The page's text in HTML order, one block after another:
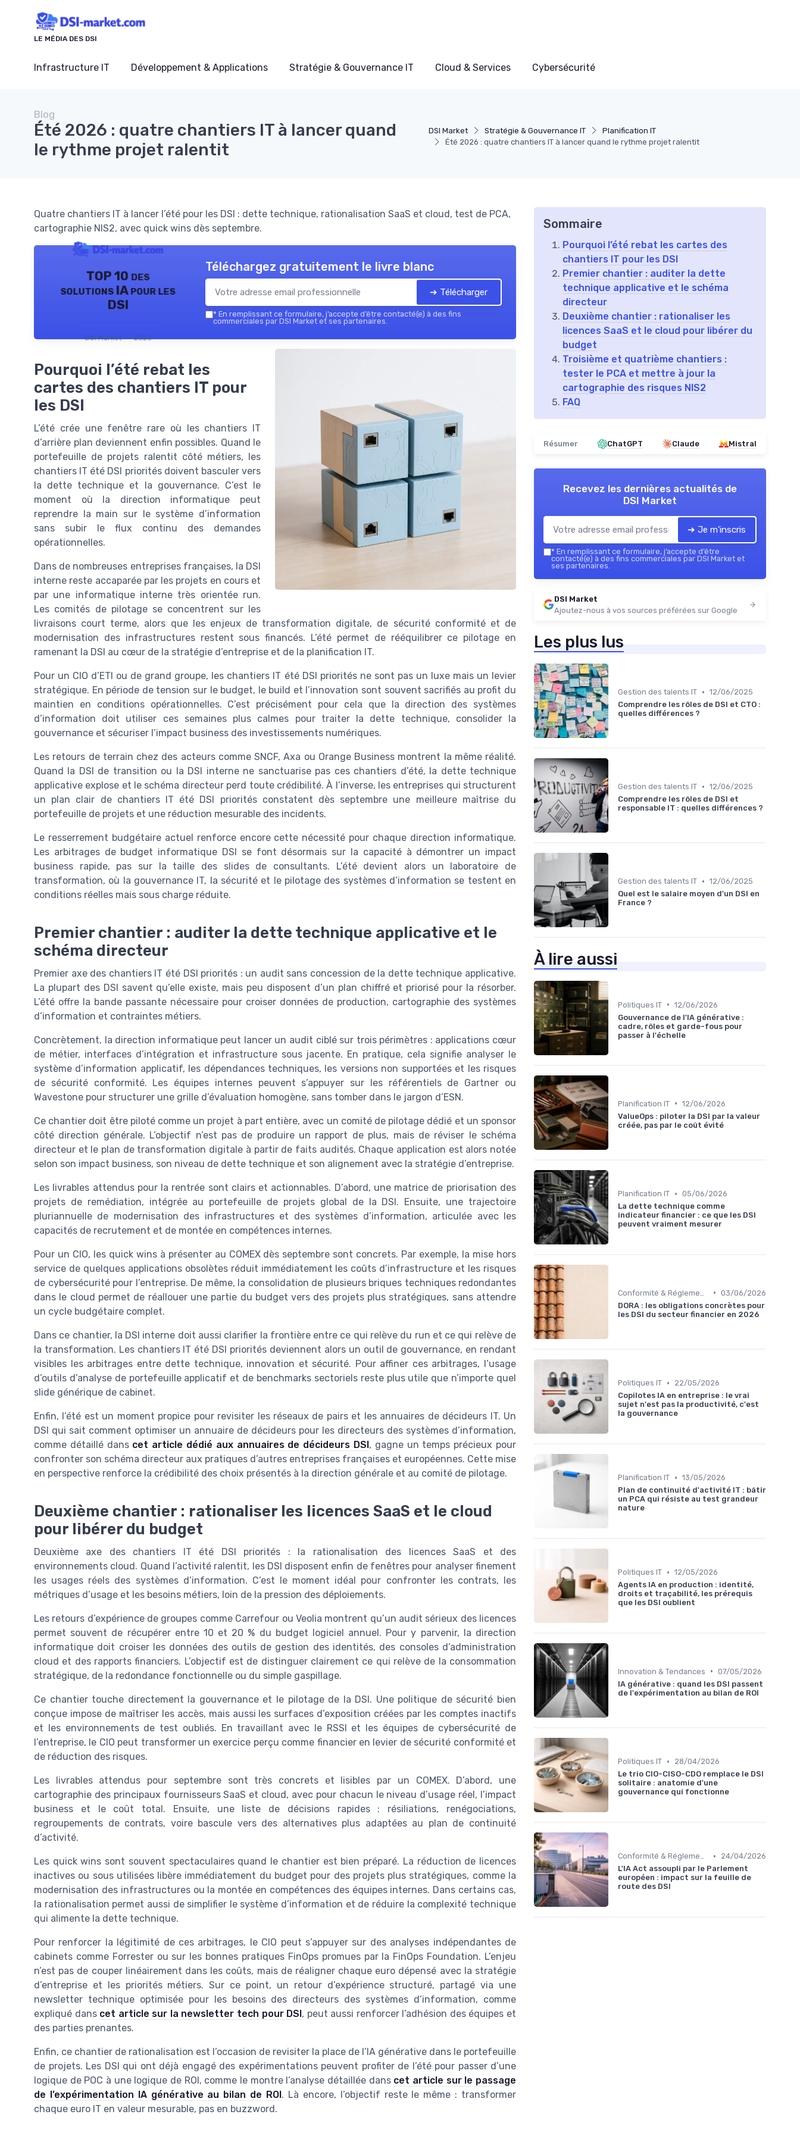
LE MÉDIA DES DSI
Infrastructure IT Développement & Applications Stratégie & Gouvernance IT Cloud & Services Cybersécurité
DSI Market Stratégie & Gouvernance IT
Planification IT
Été 2026 : quatre chantiers IT à lancer quand le rythme projet ralentit
Blog
Été 2026 : quatre chantiers IT à lancer quand
le rythme projet ralentit
Quatre chantiers IT à lancer l’été pour les DSI : dette technique, rationalisation SaaS et cloud, test de PCA,
cartographie NIS2, avec quick wins dès septembre.
TOP 10 des
solutions IA pour les
DSI
DSI Market — 2026
Téléchargez gratuitement le livre blanc
➔ Télécharger
* En remplissant ce formulaire, j’accepte d’être contacté(e) à des fins
commerciales par DSI Market et ses partenaires.
Pourquoi l’été rebat les
cartes des chantiers IT pour
les DSI
L’été crée une fenêtre rare où les chantiers IT
d’arrière plan deviennent enfin possibles. Quand le
portefeuille de projets ralentit côté métiers, les
chantiers IT été DSI priorités doivent basculer vers
la dette technique et la gouvernance. C’est le
moment où la direction informatique peut
reprendre la main sur le système d’information
sans subir le flux continu des demandes
opérationnelles.
Dans de nombreuses entreprises françaises, la DSI
interne reste accaparée par les projets en cours et
par une informatique interne très orientée run.
Les comités de pilotage se concentrent sur les
livraisons court terme, alors que les enjeux de transformation digitale, de sécurité conformité et de
modernisation des infrastructures restent sous financés. L’été permet de rééquilibrer ce pilotage en
ramenant la DSI au cœur de la stratégie d’entreprise et de la planification IT.
Pour un CIO d’ETI ou de grand groupe, les chantiers IT été DSI priorités ne sont pas un luxe mais un levier
stratégique. En période de tension sur le budget, le build et l’innovation sont souvent sacrifiés au profit du
maintien en conditions opérationnelles. C’est précisément pour cela que la direction des systèmes
d’information doit utiliser ces semaines plus calmes pour traiter la dette technique, consolider la
gouvernance et sécuriser l’impact business des investissements numériques.
Les retours de terrain chez des acteurs comme SNCF, Axa ou Orange Business montrent la même réalité.
Quand la DSI de transition ou la DSI interne ne sanctuarise pas ces chantiers d’été, la dette technique
applicative explose et le schéma directeur perd toute crédibilité. À l’inverse, les entreprises qui structurent
un plan clair de chantiers IT été DSI priorités constatent dès septembre une meilleure maîtrise du
portefeuille de projets et une réduction mesurable des incidents.
Le resserrement budgétaire actuel renforce encore cette nécessité pour chaque direction informatique.
Les arbitrages de budget informatique DSI se font désormais sur la capacité à démontrer un impact
business rapide, pas sur la taille des slides de consultants. L’été devient alors un laboratoire de
transformation, où la gouvernance IT, la sécurité et le pilotage des systèmes d’information se testent en
conditions réelles mais sous charge réduite.
Premier chantier : auditer la dette technique applicative et le
schéma directeur
Premier axe des chantiers IT été DSI priorités : un audit sans concession de la dette technique applicative.
La plupart des DSI savent qu’elle existe, mais peu disposent d’un plan chiffré et priorisé pour la résorber.
L’été offre la bande passante nécessaire pour croiser données de production, cartographie des systèmes
d’information et contraintes métiers.
Concrètement, la direction informatique peut lancer un audit ciblé sur trois périmètres : applications cœur
de métier, interfaces d’intégration et infrastructure sous jacente. En pratique, cela signifie analyser le
système d’information applicatif, les dépendances techniques, les versions non supportées et les risques
de sécurité conformité. Les équipes internes peuvent s’appuyer sur les référentiels de Gartner ou
Wavestone pour structurer une grille d’évaluation homogène, sans tomber dans le jargon d’ESN.
Ce chantier doit être piloté comme un projet à part entière, avec un comité de pilotage dédié et un sponsor
côté direction générale. L’objectif n’est pas de produire un rapport de plus, mais de réviser le schéma
directeur et le plan de transformation digitale à partir de faits audités. Chaque application est alors notée
selon son impact business, son niveau de dette technique et son alignement avec la stratégie d’entreprise.
Les livrables attendus pour la rentrée sont clairs et actionnables. D’abord, une matrice de priorisation des
projets de remédiation, intégrée au portefeuille de projets global de la DSI. Ensuite, une trajectoire
pluriannuelle de modernisation des infrastructures et des systèmes d’information, articulée avec les
capacités de recrutement et de montée en compétences internes.
Pour un CIO, les quick wins à présenter au COMEX dès septembre sont concrets. Par exemple, la mise hors
service de quelques applications obsolètes réduit immédiatement les coûts d’infrastructure et les risques
de cybersécurité pour l’entreprise. De même, la consolidation de plusieurs briques techniques redondantes
dans le cloud permet de réallouer une partie du budget vers des projets plus stratégiques, sans attendre
un cycle budgétaire complet.
Dans ce chantier, la DSI interne doit aussi clarifier la frontière entre ce qui relève du run et ce qui relève de
la transformation. Les chantiers IT été DSI priorités deviennent alors un outil de gouvernance, en rendant
visibles les arbitrages entre dette technique, innovation et sécurité. Pour affiner ces arbitrages, l’usage
d’outils d’analyse de portefeuille applicatif et de benchmarks sectoriels reste plus utile que n’importe quel
slide générique de cabinet.
Enfin, l’été est un moment propice pour revisiter les réseaux de pairs et les annuaires de décideurs IT. Un
DSI qui sait comment optimiser un annuaire de décideurs pour les directeurs des systèmes d’information,
comme détaillé dans cet article dédié aux annuaires de décideurs DSI, gagne un temps précieux pour
confronter son schéma directeur aux pratiques d’autres entreprises françaises et européennes. Cette mise
en perspective renforce la crédibilité des choix présentés à la direction générale et au comité de pilotage.
Deuxième chantier : rationaliser les licences SaaS et le cloud
pour libérer du budget
Deuxième axe des chantiers IT été DSI priorités : la rationalisation des licences SaaS et des
environnements cloud. Quand l’activité ralentit, les DSI disposent enfin de fenêtres pour analyser finement
les usages réels des systèmes d’information. C’est le moment idéal pour confronter les contrats, les
métriques d’usage et les besoins métiers, loin de la pression des déploiements.
Les retours d’expérience de groupes comme Carrefour ou Veolia montrent qu’un audit sérieux des licences
permet souvent de récupérer entre 10 et 20 % du budget logiciel annuel. Pour y parvenir, la direction
informatique doit croiser les données des outils de gestion des identités, des consoles d’administration
cloud et des rapports financiers. L’objectif est de distinguer clairement ce qui relève de la consommation
stratégique, de la redondance fonctionnelle ou du simple gaspillage.
Ce chantier touche directement la gouvernance et le pilotage de la DSI. Une politique de sécurité bien
conçue impose de maîtriser les accès, mais aussi les surfaces d’exposition créées par les comptes inactifs
et les environnements de test oubliés. En travaillant avec le RSSI et les équipes de cybersécurité de
l’entreprise, le CIO peut transformer un exercice perçu comme financier en levier de sécurité conformité et
de réduction des risques.
Les livrables attendus pour septembre sont très concrets et lisibles par un COMEX. D’abord, une
cartographie des principaux fournisseurs SaaS et cloud, avec pour chacun le niveau d’usage réel, l’impact
business et le coût total. Ensuite, une liste de décisions rapides : résiliations, renégociations,
regroupements de contrats, voire bascule vers des alternatives plus adaptées au plan de continuité
d’activité.
Les quick wins sont souvent spectaculaires quand le chantier est bien préparé. La réduction de licences
inactives ou sous utilisées libère immédiatement du budget pour des projets plus stratégiques, comme la
modernisation des infrastructures ou la montée en compétences des équipes internes. Dans certains cas,
la rationalisation permet aussi de simplifier le système d’information et de réduire la complexité technique
qui alimente la dette technique.
Pour renforcer la légitimité de ces arbitrages, le CIO peut s’appuyer sur des analyses indépendantes de
cabinets comme Forrester ou sur les bonnes pratiques FinOps promues par la FinOps Foundation. L’enjeu
n’est pas de couper linéairement dans les coûts, mais de réaligner chaque euro dépensé avec la stratégie
d’entreprise et les priorités métiers. Sur ce point, un retour d’expérience structuré, partagé via une
newsletter technique optimisée pour les besoins des directeurs des systèmes d’information, comme
expliqué dans cet article sur la newsletter tech pour DSI, peut aussi renforcer l’adhésion des équipes et
des parties prenantes.
Enfin, ce chantier de rationalisation est l’occasion de revisiter la place de l’IA générative dans le portefeuille
de projets. Les DSI qui ont déjà engagé des expérimentations peuvent profiter de l’été pour passer d’une
logique de POC à une logique de ROI, comme le montre l’analyse détaillée dans cet article sur le passage
de l’expérimentation IA générative au bilan de ROI. Là encore, l’objectif reste le même : transformer
chaque euro IT en valeur mesurable, pas en buzzword.
Sommaire
Pourquoi l’été rebat les cartes des
chantiers IT pour les DSI
Premier chantier : auditer la dette
technique applicative et le schéma
directeur
Deuxième chantier : rationaliser les
licences SaaS et le cloud pour libérer du
budget
Troisième et quatrième chantiers :
tester le PCA et mettre à jour la
cartographie des risques NIS2
FAQ
Résumer ChatGPT Claude Mistral
Recevez les dernières actualités de
DSI Market
➔ Je m'inscris
* En remplissant ce formulaire, j’accepte d’être
contacté(e) à des fins commerciales par DSI Market et
ses partenaires.
DSI Market
Ajoutez-nous à vos sources préférées sur Google
Les plus lus
Gestion des talents IT • 12/06/2025
Comprendre les rôles de DSI et CTO :
quelles différences ?
Gestion des talents IT • 12/06/2025
Comprendre les rôles de DSI et
responsable IT : quelles différences ?
Gestion des talents IT • 12/06/2025
Quel est le salaire moyen d'un DSI en
France ?
À lire aussi
Politiques IT • 12/06/2026
Gouvernance de l'IA générative :
cadre, rôles et garde-fous pour
passer à l'échelle
Planification IT • 12/06/2026
ValueOps : piloter la DSI par la valeur
créée, pas par le coût évité
Planification IT • 05/06/2026
La dette technique comme
indicateur financier : ce que les DSI
peuvent vraiment mesurer
• 03/06/2026
DORA : les obligations concrètes pour
les DSI du secteur financier en 2026
Politiques IT •
22/05/2026
Copilotes IA en entreprise : le vrai
sujet n'est pas la productivité, c'est
la gouvernance
Planification IT • 13/05/2026
Plan de continuité d'activité IT : bâtir
un PCA qui résiste au test grandeur
nature
Politiques IT • 12/05/2026
Agents IA en production : identité,
droits et traçabilité, les prérequis
que les DSI oublient
Innovation & Tendances • 07/05/2026
IA générative : quand les DSI passent
de l'expérimentation au bilan de ROI
Politiques IT •
28/04/2026
Le trio CIO-CISO-CDO remplace le DSI
solitaire : anatomie d'une
gouvernance qui fonctionne
Conformité & Réglementations •
24/04/2026
L'IA Act assoupli par le Parlement
européen : impact sur la feuille de
route des DSI